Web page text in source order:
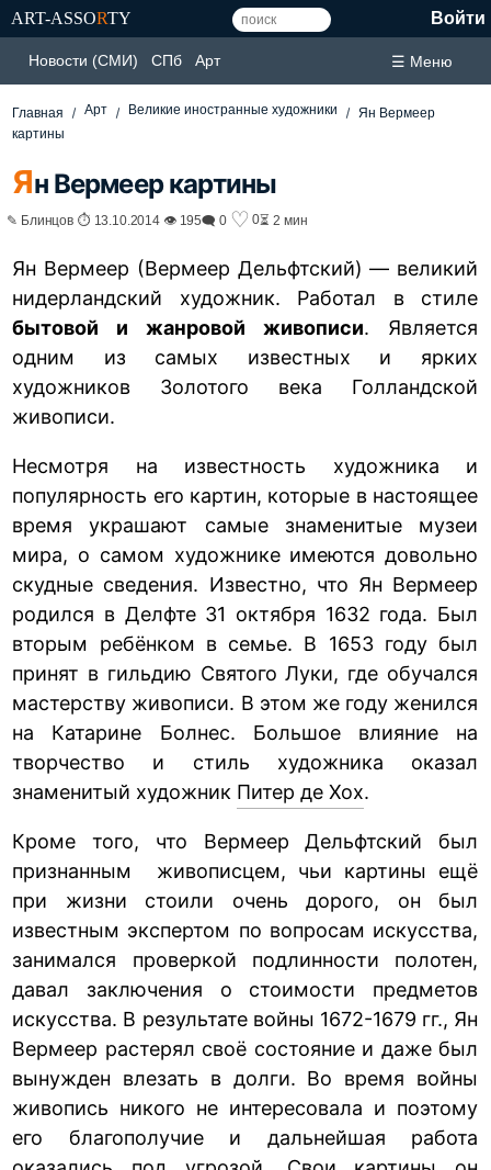
ART-ASSORTY Войти
Новости (СМИ) СПб Арт ☰ Меню
Главная Арт Великие иностранные художники
Ян Вермеер
картины
Ян Вермеер картины
✎ Блинцов ⏱ 13.10.2014 👁 195🗨 0 ♡ 0⏳ 2 мин
Ян Вермеер (Вермеер Дельфтский) — великий
нидерландский художник. Работал в стиле
бытовой и жанровой живописи. Является
одним из самых известных и ярких
художников Золотого века Голландской
живописи.
Несмотря на известность художника и
популярность его картин, которые в настоящее
время украшают самые знаменитые музеи
мира, о самом художнике имеются довольно
скудные сведения. Известно, что Ян Вермеер
родился в Делфте 31 октября 1632 года. Был
вторым ребёнком в семье. В 1653 году был
принят в гильдию Святого Луки, где обучался
мастерству живописи. В этом же году женился
на Катарине Болнес. Большое влияние на
творчество и стиль художника оказал
знаменитый художник Питер де Хох.
Кроме того, что Вермеер Дельфтский был
признанным живописцем, чьи картины ещё
при жизни стоили очень дорого, он был
известным экспертом по вопросам искусства,
занимался проверкой подлинности полотен,
давал заключения о стоимости предметов
искусства. В результате войны 1672-1679 гг., Ян
Вермеер растерял своё состояние и даже был
вынужден влезать в долги. Во время войны
живопись никого не интересовала и поэтому
его благополучие и дальнейшая работа